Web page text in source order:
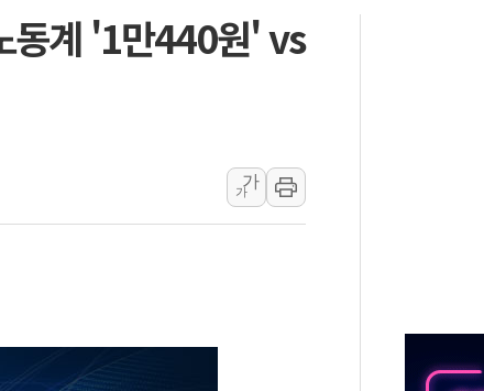
李대통령 "결혼 때문에 손해 보는 일 없게"…'
여수 오동도 인근 해상서 모터보트 전복…1명
'화합' 꺼낸 김민석에 '뻔뻔' 받아친 정청래…제
李대통령, ISA 개편 재검토 지시…與 "적극 환
인제 용대리 계곡서 수위 상승으로 피서객 7명
동해시, 11~14일 '별똥별 멍' 운영…페르세우
동계 '1만440원' vs
가
가